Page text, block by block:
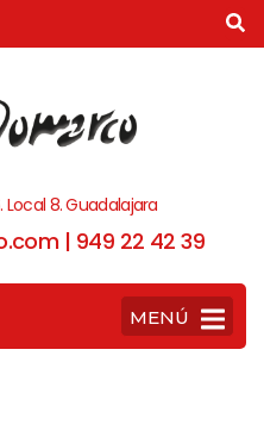
8. Guadalajara
| 949 22 42 39
MENÚ